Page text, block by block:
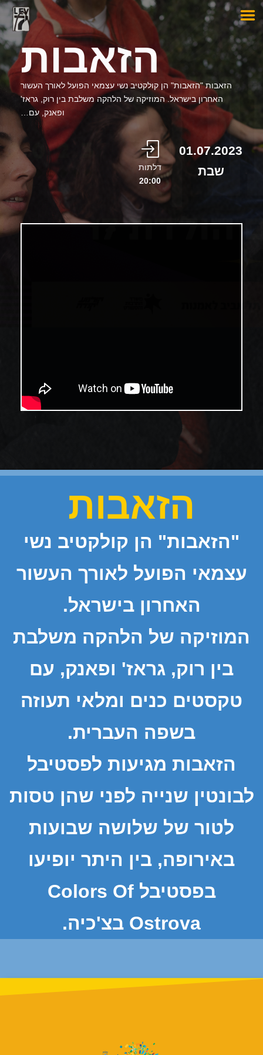
הזאבות
הזאבות "הזאבות" הן קולקטיב נשי עצמאי הפועל לאורך העשור
האחרון בישראל. המוזיקה של הלהקה משלבת בין רוק, גראז'
ופאנק, עם…
01.07.2023
שבת
דלתות
20:00
הזאבות
"הזאבות" הן קולקטיב נשי
עצמאי הפועל לאורך העשור
האחרון בישראל.
המוזיקה של הלהקה משלבת
בין רוק, גראז' ופאנק, עם
טקסטים כנים ומלאי תעוזה
בשפה העברית.
הזאבות מגיעות לפסטיבל
לבונטין שנייה לפני שהן טסות
לטור של שלושה שבועות
באירופה, בין היתר יופיעו
בפסטיבל Colors Of
Ostrova בצ'כיה.